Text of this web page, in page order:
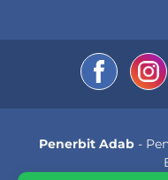
Penerbit Adab-